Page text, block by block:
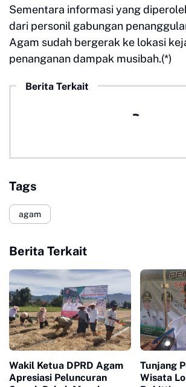
Sementara informasi yang
dari personil gabungan
Agam sudah bergerak ke lokasi
penanganan dampak musibah.(*)
Berita Terkait
Tags
agam
Berita Terkait
Wakil Ketua DPRD Agam
Apresiasi Peluncuran
Tunjang
Wisata